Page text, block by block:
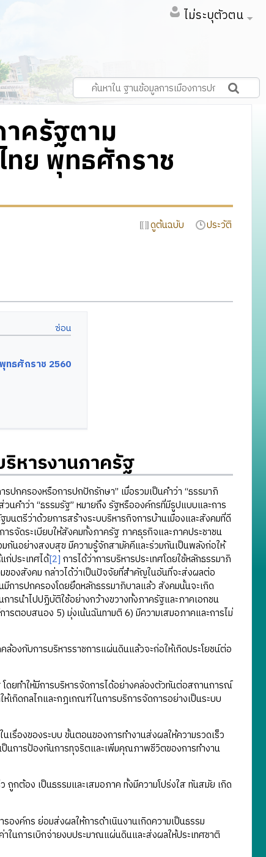
ไม่ระบุตัวตน
าครัฐตาม
ย พุทธศักราช
ดูต้นฉบับ ประวัติ
ทธศักราช 2560
หารงานภาครัฐ
กครองหรือการปกปักรักษา” เมื่อรวมเป็นคำว่า “ธรรมาภิ
คำว่า “ธรรมรัฐ” หมายถึง รัฐหรือองค์กรที่มีรูปแบบและการ
นตรีว่าด้วยการสร้างระบบริหารกิจการบ้านเมืองและสังคมที่ดี
รจัดระเบียบให้สังคมทั้งภาครัฐ ภาคธุรกิจและภาคประชาชน
กันอย่างสงบสุข มีความรู้จักสามัคคีและร่วมกันเป็นพลังก่อให้
ก่ประเทศได้[2] การได้ว่าการบริหารประเทศโดยใช้หลักธรรมาภิ
องสังคม กล่าวได้ว่าเป็นปัจจัยที่สำคัญในอันที่จะส่งผลต่อ
การปกครองโดยยึดหลักธรรมาภิบาลแล้ว สังคมนั้นจะเกิด
ารนำไปปฏิบัติใช้อย่างกว้างขวางทั้งภาครัฐและภาคเอกชน
รตอบสนอง 5) มุ่งเน้นฉันทามติ 6) มีความเสมอภาคและการไม่
องกับการบริหารราชการแผ่นดินแล้วจะก่อให้เกิดประโยชน์ต่อ
ดยทำให้มีการบริหารจัดการได้อย่างคล่องตัวทันต่อสถานการณ์
เกิดกลไกและกฎเกณฑ์ในการบริการจัดการอย่างเป็นระบบ
รื่องของระบบ ขั้นตอนของการทำงานส่งผลให้ความรวดเร็ว
นการป้องกันการทุจริตและเพิ่มคุณภาพชีวิตของการทำงาน
ถูกต้อง เป็นธรรมและเสมอภาค ทั้งมีความโปร่งใส ทันสมัย เกิด
งค์กร ย่อมส่งผลให้การดำเนินงานเกิดความเป็นธรรม
ในการเบิกจ่ายงบประมาณแผ่นดินและส่งผลให้ประเทศชาติ